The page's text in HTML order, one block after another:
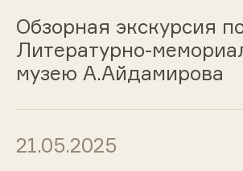
Обзорная экскурсия
Литературно-
музею А.Айдамирова
21.05.2025